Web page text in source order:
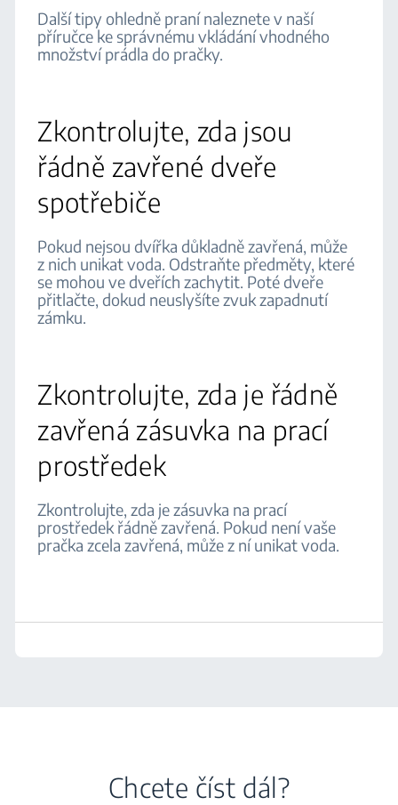
Další tipy ohledně praní naleznete v naší
příručce ke správnému vkládání vhodného
množství prádla do pračky.
Zkontrolujte, zda jsou
řádně zavřené dveře
spotřebiče
Pokud nejsou dvířka důkladně zavřená, může
z nich unikat voda. Odstraňte předměty, které
se mohou ve dveřích zachytit. Poté dveře
přitlačte, dokud neuslyšíte zvuk zapadnutí
zámku.
Zkontrolujte, zda je řádně
zavřená zásuvka na prací
prostředek
Zkontrolujte, zda je zásuvka na prací
prostředek řádně zavřená. Pokud není vaše
pračka zcela zavřená, může z ní unikat voda.
Chcete číst dál?